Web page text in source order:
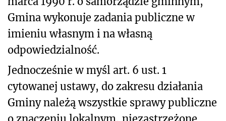
Gmina wykonuje zadania publiczne w
imieniu własnym i na własną
odpowiedzialność.
Jednocześnie w myśl art. 6 ust. 1
cytowanej ustawy, do zakresu działania
Gminy należą wszystkie sprawy publiczne